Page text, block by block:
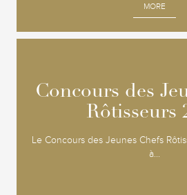
MORE
Concours des
Rôtisseurs
Le Concours des Jeunes Chefs
à...
Concours des
Rôtisseurs